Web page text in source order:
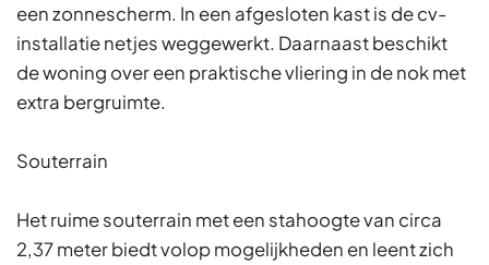
een zonnescherm. In een afgesloten kast is de cv-
installatie netjes weggewerkt. Daarnaast beschikt
de woning over een praktische vliering in de nok met
extra bergruimte.
Souterrain
Het ruime souterrain met een stahoogte van circa
2,37 meter biedt volop mogelijkheden en leent zich